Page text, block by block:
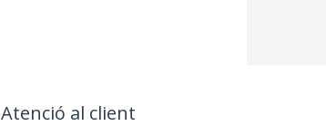
Atenció al client